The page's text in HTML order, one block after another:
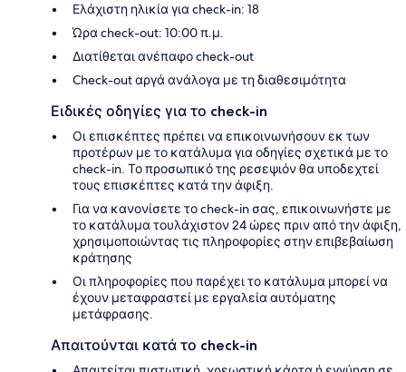
Ελάχιστη ηλικία για check-in: 18
Ώρα check-out: 10:00 π.μ.
Διατίθεται ανέπαφο check-out
Check-out αργά ανάλογα με τη διαθεσιμότητα
Ειδικές οδηγίες για το check-in
Οι επισκέπτες πρέπει να επικοινωνήσουν εκ των
προτέρων με το κατάλυμα για οδηγίες σχετικά με το
check-in. Το προσωπικό της ρεσεψιόν θα υποδεχτεί
τους επισκέπτες κατά την άφιξη.
Για να κανονίσετε το check-in σας, επικοινωνήστε με
το κατάλυμα τουλάχιστον 24 ώρες πριν από την άφιξη,
χρησιμοποιώντας τις πληροφορίες στην επιβεβαίωση
κράτησης
Οι πληροφορίες που παρέχει το κατάλυμα μπορεί να
έχουν μεταφραστεί με εργαλεία αυτόματης
μετάφρασης.
Απαιτούνται κατά το check-in